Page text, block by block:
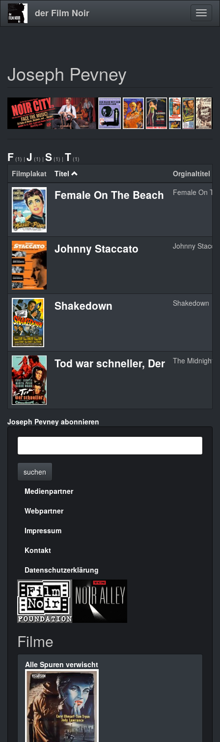
Direkt
zum
der Film Noir
Joseph Pevney
F (1) | J (1) | S (1) | T (1)
Filmplakat Titel Orginaltitel
Female On The Beach Female On
Johnny Staccato Johnny
Shakedown Shakedown
Tod war schneller, Der The Midnight
Joseph Pevney abonnieren
suchen
Menülinks
rechte
Seite
Medienpartner
Webpartner
Impressum
Kontakt
Datenschutzerklärung
Filme
Alle Spuren verwischt